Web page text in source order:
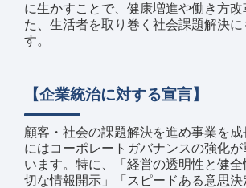
に生かすことで、健康増進や働き方改
た、生活者を取り巻く社会課題解決に
す。
【企業統治に対する宣言】
顧客・社会の課題解決を進め事業を
にはコーポレートガバナンスの強化
います。特に、「経営の透明性と健
切な情報開示」「スピードある意思